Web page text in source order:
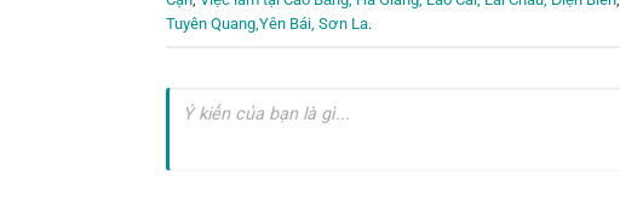
Tuyên Quang,Yên Bái, Sơn La.